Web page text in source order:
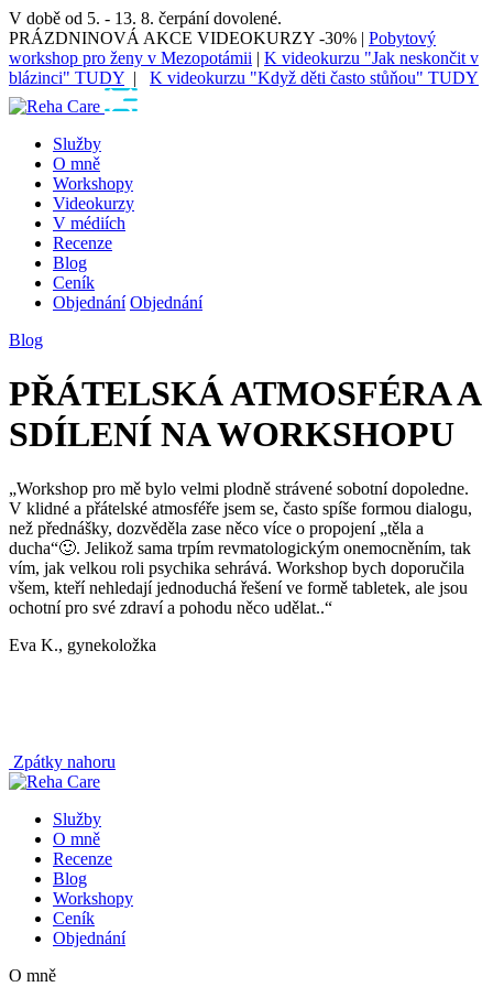
V době od 5. - 13. 8. čerpání dovolené.
PRÁZDNINOVÁ AKCE VIDEOKURZY -30% | Pobytový
workshop pro ženy v Mezopotámii | K videokurzu "Jak neskončit v
blázinci" TUDY | K videokurzu "Když děti často stůňou" TUDY
Služby
O mně
Workshopy
Videokurzy
V médiích
Recenze
Blog
Ceník
Objednání Objednání
Blog
PŘÁTELSKÁ ATMOSFÉRA A
SDÍLENÍ NA WORKSHOPU
„Workshop pro mě bylo velmi plodně strávené sobotní dopoledne.
V klidné a přátelské atmosféře jsem se, často spíše formou dialogu,
než přednášky, dozvěděla zase něco více o propojení „těla a
ducha“🙂. Jelikož sama trpím revmatologickým onemocněním, tak
vím, jak velkou roli psychika sehrává. Workshop bych doporučila
všem, kteří nehledají jednoduchá řešení ve formě tabletek, ale jsou
ochotní pro své zdraví a pohodu něco udělat..“
Eva K., gynekoložka
Zpátky nahoru
Služby
O mně
Recenze
Blog
Workshopy
Ceník
Objednání
O mně